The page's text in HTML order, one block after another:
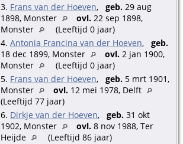
3. Frans van der Hoeven, geb. 29 aug
1898, Monster
ovl. 22 sep 1898,
Monster
(Leeftijd 0 jaar)
4. Antonia Francina van der Hoeven, geb.
18 dec 1899, Monster
ovl. 2 jan 1900,
Monster
(Leeftijd 0 jaar)
5. Frans van der Hoeven, geb. 5 mrt 1901,
Monster
ovl. 12 mei 1978, Delft
(Leeftijd 77 jaar)
6. Dirkje van der Hoeven, geb. 31 okt
1902, Monster
ovl. 8 nov 1988, Ter
Heijde
(Leeftijd 86 jaar)